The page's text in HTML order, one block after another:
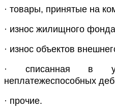
· товары, принятые на
· износ жилищного
· износ объектов
· списанная в
неплатежеспособных
· прочие.